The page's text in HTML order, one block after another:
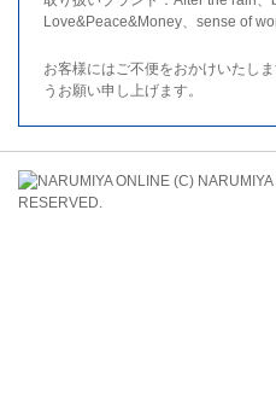
Love&Peace&Money、sense of
お客様にはご不便をおかけいたし
うお願い申し上げます。